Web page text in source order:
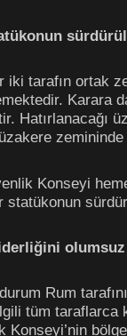
iki tarafın ortak
Karara
Hatırlanacağı
Konseyi
statükonun
Rum
tüm taraflarca
Konseyi’nin